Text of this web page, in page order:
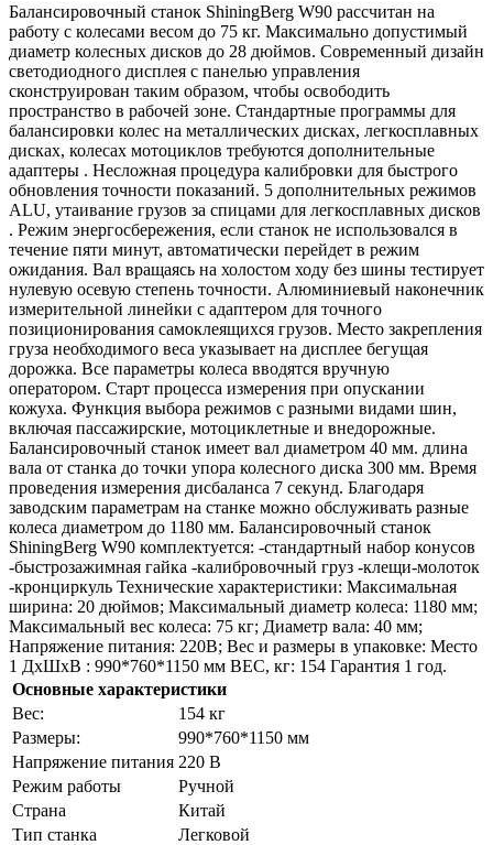
Балансировочный станок ShiningBerg W90 рассчитан на
работу с колесами весом до 75 кг. Максимально допустимый
диаметр колесных дисков до 28 дюймов. Современный дизайн
светодиодного дисплея с панелью управления
сконструирован таким образом, чтобы освободить
пространство в рабочей зоне. Стандартные программы для
балансировки колес на металлических дисках, легкосплавных
дисках, колесах мотоциклов требуются дополнительные
адаптеры . Несложная процедура калибровки для быстрого
обновления точности показаний. 5 дополнительных режимов
ALU, утаивание грузов за спицами для легкосплавных дисков
. Режим энергосбережения, если станок не использовался в
течение пяти минут, автоматически перейдет в режим
ожидания. Вал вращаясь на холостом ходу без шины тестирует
нулевую осевую степень точности. Алюминиевый наконечник
измерительной линейки с адаптером для точного
позиционирования самоклеящихся грузов. Место закрепления
груза необходимого веса указывает на дисплее бегущая
дорожка. Все параметры колеса вводятся вручную
оператором. Старт процесса измерения при опускании
кожуха. Функция выбора режимов с разными видами шин,
включая пассажирские, мотоциклетные и внедорожные.
Балансировочный станок имеет вал диаметром 40 мм. длина
вала от станка до точки упора колесного диска 300 мм. Время
проведения измерения дисбаланса 7 секунд. Благодаря
заводским параметрам на станке можно обслуживать разные
колеса диаметром до 1180 мм. Балансировочный станок
ShiningBerg W90 комплектуется: -стандартный набор конусов
-быстрозажимная гайка -калибровочный груз -клещи-молоток
-кронциркуль Технические характеристики: Максимальная
ширина: 20 дюймов; Максимальный диаметр колеса: 1180 мм;
Максимальный вес колеса: 75 кг; Диаметр вала: 40 мм;
Напряжение питания: 220В; Вес и размеры в упаковке: Место
1 ДхШхВ : 990*760*1150 мм ВЕС, кг: 154 Гарантия 1 год.
Основные характеристики
Bec:
154 кг
Paзмepы:
990*760*1150 мм
Напряжение питания 220 В
Режим работы
Ручной
Страна
Китай
Тип станка
Легковой